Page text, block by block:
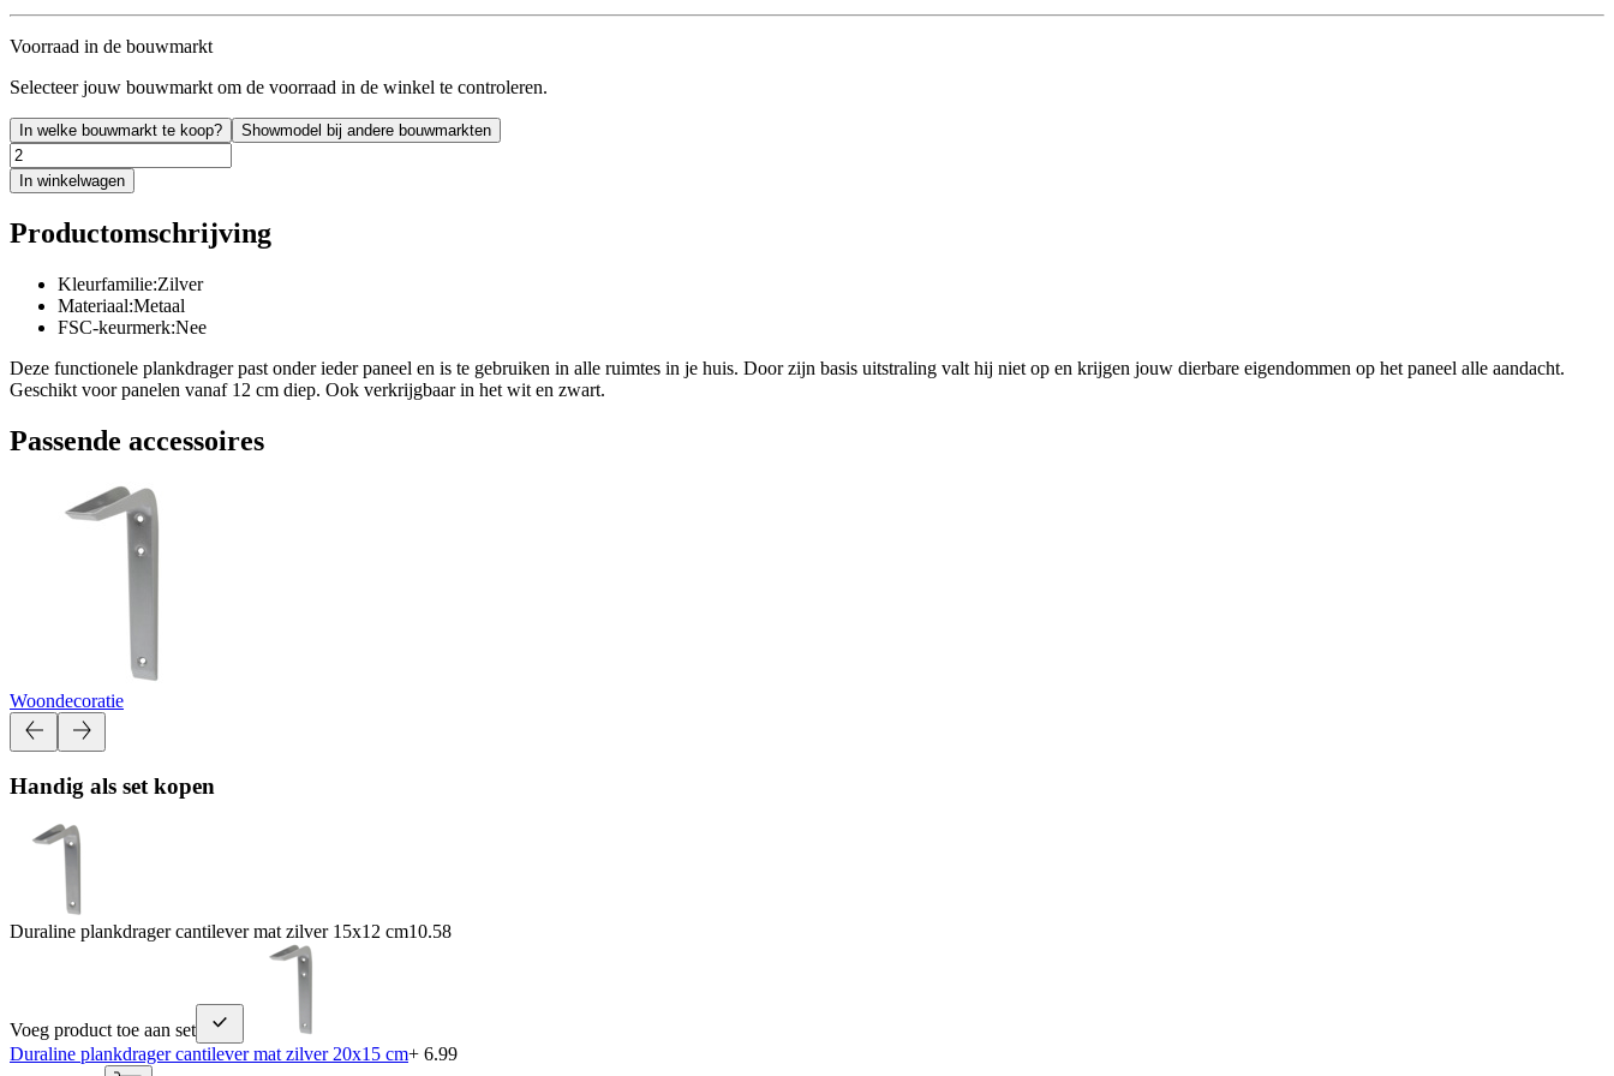
Voorraad in de bouwmarkt
Selecteer jouw bouwmarkt om de voorraad in de winkel te controleren.
In welke bouwmarkt te koop? Showmodel bij andere bouwmarkten
In winkelwagen
Productomschrijving
Kleurfamilie:Zilver
Materiaal:Metaal
FSC-keurmerk:Nee
Deze functionele plankdrager past onder ieder paneel en is te gebruiken in alle ruimtes in je huis. Door zijn basis uitstraling valt hij niet op en krijgen jouw dierbare eigendommen op het paneel alle aandacht.
Geschikt voor panelen vanaf 12 cm diep. Ook verkrijgbaar in het wit en zwart.
Passende accessoires
Woondecoratie
Handig als set kopen
Duraline plankdrager cantilever mat zilver 15x12 cm10.58
Voeg product toe aan set
Duraline plankdrager cantilever mat zilver 20x15 cm+ 6.99